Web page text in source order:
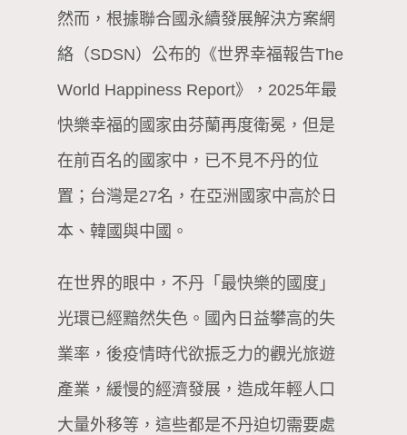
然而，根據聯合國永續發展解決方案網
絡（SDSN）公布的《世界幸福報告The
World Happiness Report》，2025年最
快樂幸福的國家由芬蘭再度衛冕，但是
在前百名的國家中，已不見不丹的位
置；台灣是27名，在亞洲國家中高於日
本、韓國與中國。
在世界的眼中，不丹「最快樂的國度」
光環已經黯然失色。國內日益攀高的失
業率，後疫情時代欲振乏力的觀光旅遊
產業，緩慢的經濟發展，造成年輕人口
大量外移等，這些都是不丹迫切需要處